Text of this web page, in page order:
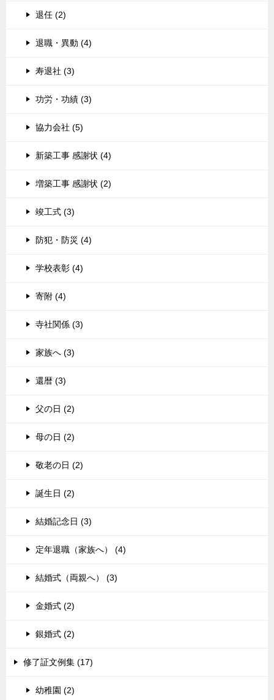
退任 (2)
退職・異動 (4)
寿退社 (3)
功労・功績 (3)
協力会社 (5)
新築工事 感謝状 (4)
増築工事 感謝状 (2)
竣工式 (3)
防犯・防災 (4)
学校表彰 (4)
寄附 (4)
寺社関係 (3)
家族へ (3)
還暦 (3)
父の日 (2)
母の日 (2)
敬老の日 (2)
誕生日 (2)
結婚記念日 (3)
定年退職（家族へ） (4)
結婚式（両親へ） (3)
金婚式 (2)
銀婚式 (2)
修了証文例集 (17)
幼稚園 (2)